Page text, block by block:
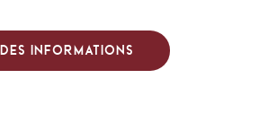
des informations